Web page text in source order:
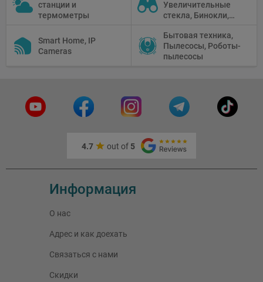
Профессиональное
видео
станции и
термометры
Увеличительные
стекла, Бинокли,
Телескопы,
Прицелы,
Микроскопы,
Smart Home, IP
Cameras
Бытовая техника,
Пылесосы, Роботы-
пылесосы
4.7 out of 5
Информация
О нас
Адрес и как доехать
Связаться с нами
Скидки